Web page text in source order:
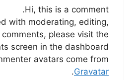
Hi, this is a comment.
with moderating, editing,
please visit the
screen in the dashboard.
avatars come from
Gravatar
.